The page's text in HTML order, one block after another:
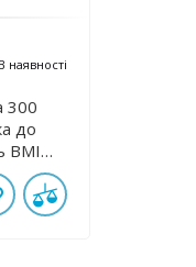
В наявності
300
до
BMI